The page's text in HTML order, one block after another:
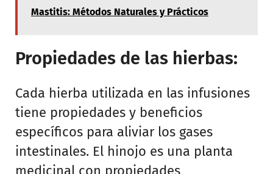
Mastitis: Métodos Naturales y Prácticos
Propiedades de las hierbas:
Cada hierba utilizada en las infusiones
tiene propiedades y beneficios
específicos para aliviar los gases
intestinales. El hinojo es una planta